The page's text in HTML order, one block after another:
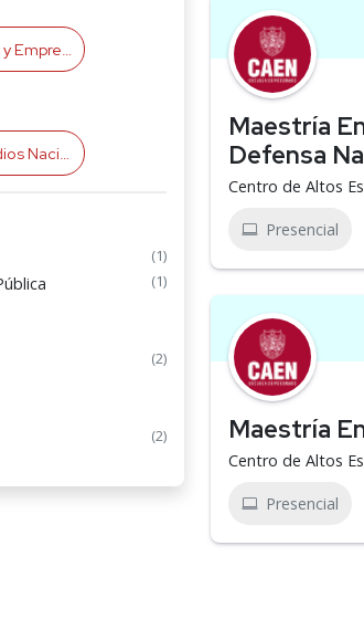
(1)
(1)
(2)
(2)
Maestría
Defensa
Centro de Altos
Presencial
Maestría
Centro de Altos
Presencial